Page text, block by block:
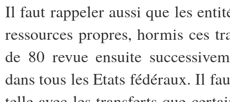
Il faut rappeler aussi que les
ressources propres, hormis ces
de 80 revue ensuite
dans tous les Etats fédéraux. Il